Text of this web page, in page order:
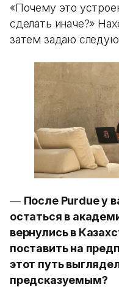
«Почему это
сделать иначе?»
затем задаю
— После Purdue у
остаться в
вернулись в
поставить на
этот путь
предсказуемым?